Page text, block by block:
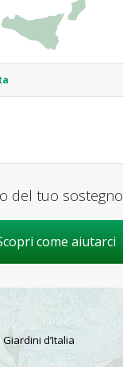
del tuo sostegno
come aiutarci
d’Italia